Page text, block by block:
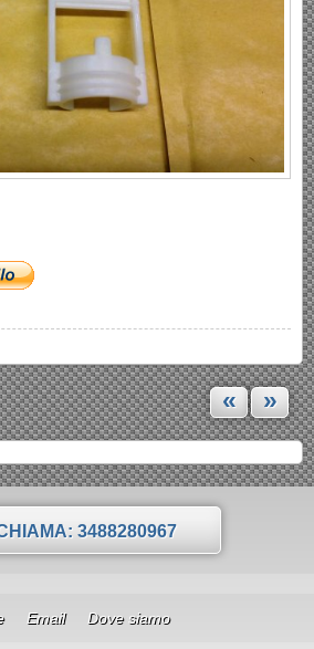
« »
3488280967
Email Dove siamo